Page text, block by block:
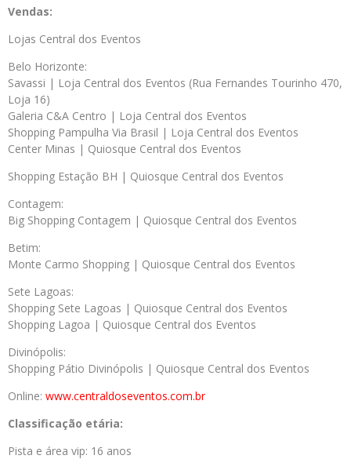
Vendas:
Lojas Central dos Eventos
Belo Horizonte:
Savassi | Loja Central dos Eventos (Rua Fernandes Tourinho 470,
Loja 16)
Galeria C&A Centro | Loja Central dos Eventos
Shopping Pampulha Via Brasil | Loja Central dos Eventos
Center Minas | Quiosque Central dos Eventos
Shopping Estação BH | Quiosque Central dos Eventos
Contagem:
Big Shopping Contagem | Quiosque Central dos Eventos
Betim:
Monte Carmo Shopping | Quiosque Central dos Eventos
Sete Lagoas:
Shopping Sete Lagoas | Quiosque Central dos Eventos
Shopping Lagoa | Quiosque Central dos Eventos
Divinópolis:
Shopping Pátio Divinópolis | Quiosque Central dos Eventos
Online: www.centraldoseventos.com.br
Classificação etária:
Pista e área vip: 16 anos